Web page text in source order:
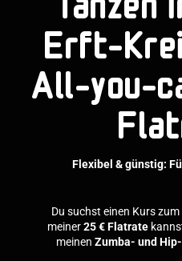
Erft-
All-you-
Flexibel & günstig:
Du suchst einen Kurs zum
meiner25 € Flatrate
meinen Zumba- und